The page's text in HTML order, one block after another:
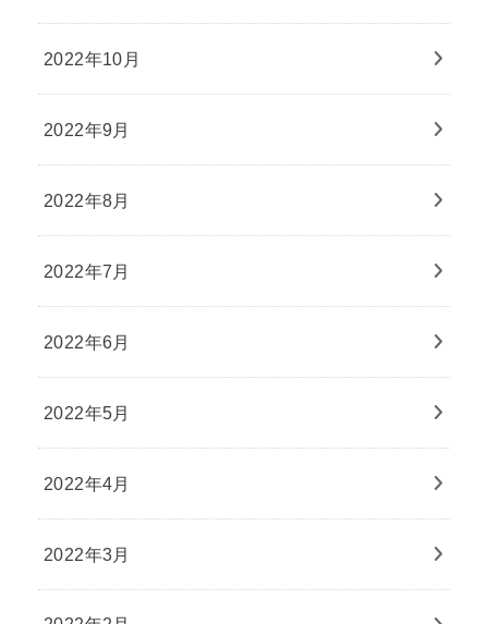
2022年10月
2022年9月
2022年8月
2022年7月
2022年6月
2022年5月
2022年4月
2022年3月